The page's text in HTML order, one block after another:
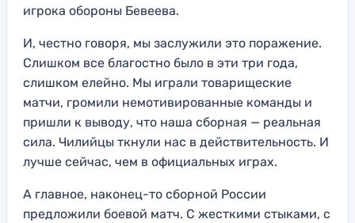
игрока обороны Бевеева.
И, честно говоря, мы заслужили это поражение.
Слишком все благостно было в эти три года,
слишком елейно. Мы играли товарищеские
матчи, громили немотивированные команды и
пришли к выводу, что наша сборная — реальная
сила. Чилийцы ткнули нас в действительность. И
лучше сейчас, чем в официальных играх.
А главное, наконец-то сборной России
предложили боевой матч. С жесткими стыками, с